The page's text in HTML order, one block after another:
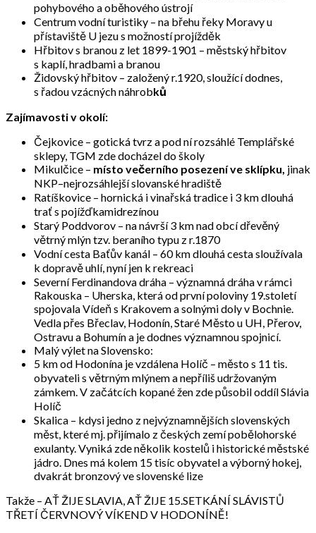
pohybového a oběhového ústrojí
Centrum vodní turistiky – na břehu řeky Moravy u
přístaviště U jezu s možností projížděk
Hřbitov s branou z let 1899-1901 – městský hřbitov
s kaplí, hradbami a branou
Židovský hřbitov – založený r.1920, sloužící dodnes,
s řadou vzácných náhrobků
Zajímavosti v okolí:
Čejkovice – gotická tvrz a pod ní rozsáhlé Templářské
sklepy, TGM zde docházel do školy
Mikulčice – místo večerního posezení ve sklípku, jinak
NKP–nejrozsáhlejší slovanské hradiště
Ratíškovice – hornická i vinařská tradice i 3 km dlouhá
trať s pojížďkamidrezínou
Starý Poddvorov – na návrší 3 km nad obcí dřevěný
větrný mlýn tzv. beraního typu z r.1870
Vodní cesta Baťův kanál – 60 km dlouhá cesta sloužívala
k dopravě uhlí, nyní jen k rekreaci
Severní Ferdinandova dráha – významná dráha v rámci
Rakouska – Uherska, která od první poloviny 19.století
spojovala Vídeň s Krakovem a solnými doly v Bochnie.
Vedla přes Břeclav, Hodonín, Staré Město u UH, Přerov,
Ostravu a Bohumín a je dodnes významnou spojnicí.
Malý výlet na Slovensko:
5 km od Hodonína je vzdálena Holíč – město s 11 tis.
obyvateli s větrným mlýnem a nepříliš udržovaným
zámkem. V začátcích kopané žen zde působil oddíl Slávia
Holíč
Skalica – kdysi jedno z nejvýznamnějších slovenských
měst, které mj. přijímalo z českých zemí pobělohorské
exulanty. Vyniká zde několik kostelů i historické městské
jádro. Dnes má kolem 15 tisíc obyvatel a výborný hokej,
dvakrát bronzový ve slovenské lize
Takže – AŤ ŽIJE SLAVIA, AŤ ŽIJE 15.SETKÁNÍ SLÁVISTŮ
TŘETÍ ČERVNOVÝ VÍKEND V HODONÍNĚ!